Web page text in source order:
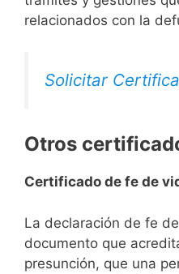
relacionados con la
Solicitar
Otros
Certificado de fe de
La declaración de fe
documento que
presunción, que una